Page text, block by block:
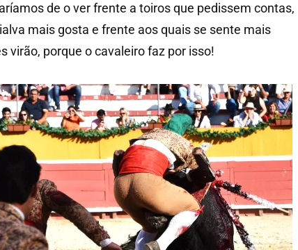
de o ver frente a toiros que pedissem contas,
mais gosta e frente aos quais se sente mais
virão, porque o cavaleiro faz por isso!